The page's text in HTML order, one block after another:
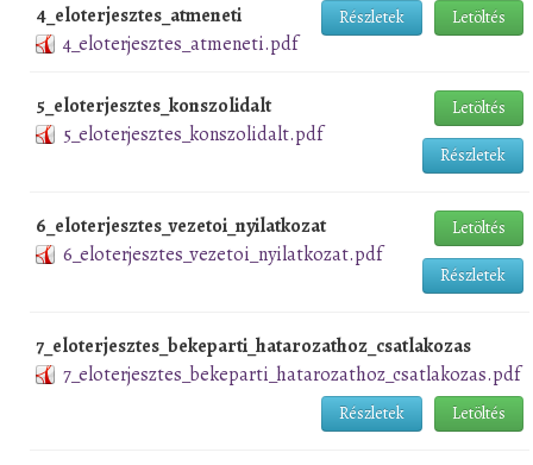
4_eloterjesztes_atmeneti
4_eloterjesztes_atmeneti.pdf
Letöltés
Részletek
5_eloterjesztes_konszolidalt
5_eloterjesztes_konszolidalt.pdf
Letöltés
Részletek
6_eloterjesztes_vezetoi_nyilatkozat
6_eloterjesztes_vezetoi_nyilatkozat.pdf
Letöltés
Részletek
7_eloterjesztes_bekeparti_hatarozathoz_csatlakozas
7_eloterjesztes_bekeparti_hatarozathoz_csatlakozas.pdf
Letöltés
Részletek